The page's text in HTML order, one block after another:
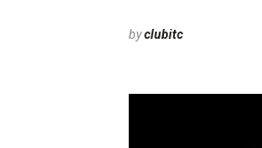
byclubitc